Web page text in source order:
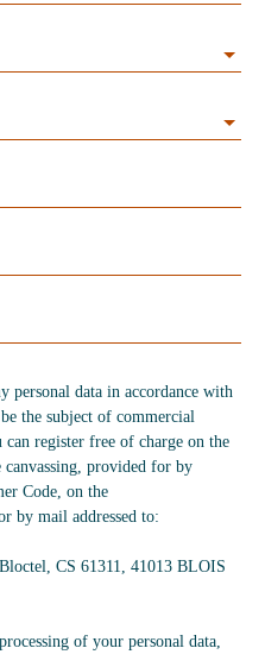
personal data in accordance with
the subject of commercial
register free of charge on the
provided for by
Code, on the
by mail addressed to:
CS 61311, 41013 BLOIS
of your personal data,